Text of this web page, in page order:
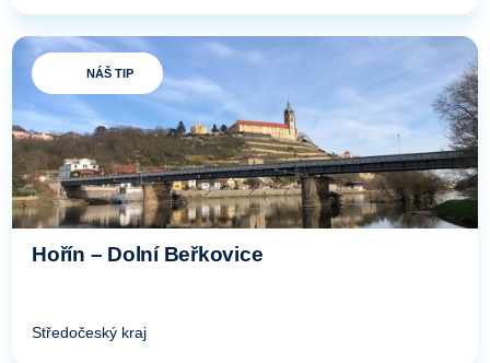
NÁŠ TIP
Hořín – Dolní Beřkovice
Středočeský kraj